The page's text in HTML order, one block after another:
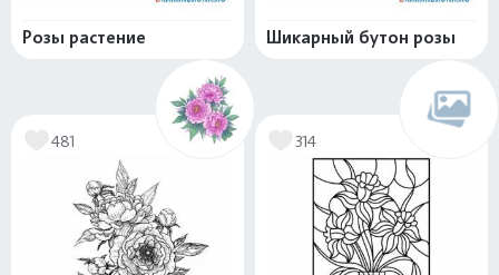
Розы растение Шикарный бутон розы
481 314